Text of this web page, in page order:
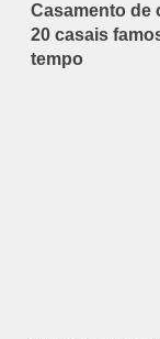
Casamento de
20 casais
tempo